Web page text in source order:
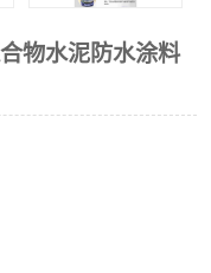
物水泥防水涂料